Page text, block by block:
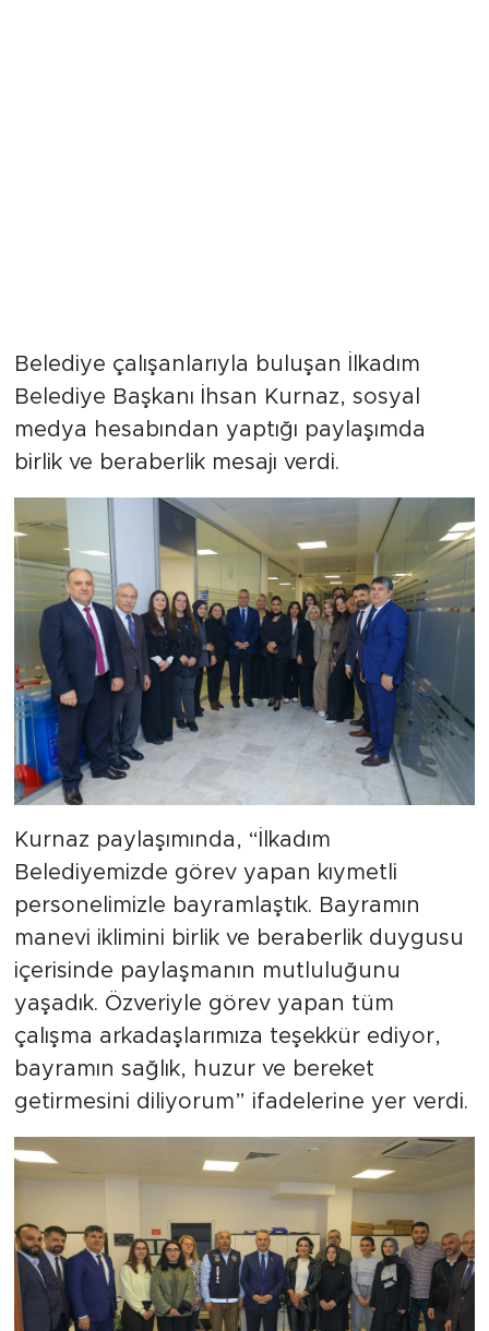
Belediye çalışanlarıyla buluşan İlkadım
Belediye Başkanı İhsan Kurnaz, sosyal
medya hesabından yaptığı paylaşımda
birlik ve beraberlik mesajı verdi.
Kurnaz paylaşımında, “İlkadım
Belediyemizde görev yapan kıymetli
personelimizle bayramlaştık. Bayramın
manevi iklimini birlik ve beraberlik duygusu
içerisinde paylaşmanın mutluluğunu
yaşadık. Özveriyle görev yapan tüm
çalışma arkadaşlarımıza teşekkür ediyor,
bayramın sağlık, huzur ve bereket
getirmesini diliyorum” ifadelerine yer verdi.